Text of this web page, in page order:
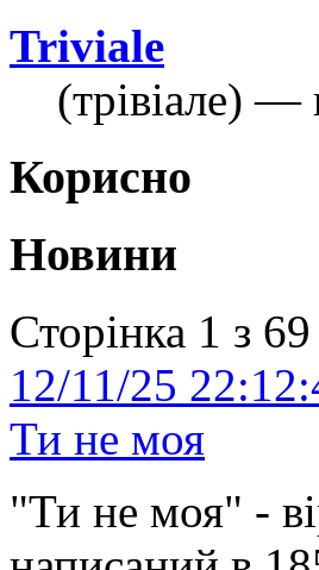
Triviale
(трівіале) —
Корисно
Новини
Сторінка 1 з 69
12/11/25
Ти не моя
"Ти не моя" -